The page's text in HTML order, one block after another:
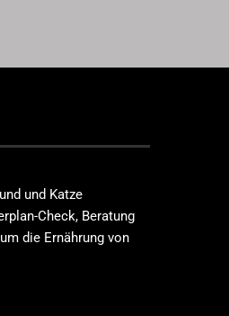
und Katze
Check, Beratung
die Ernährung von